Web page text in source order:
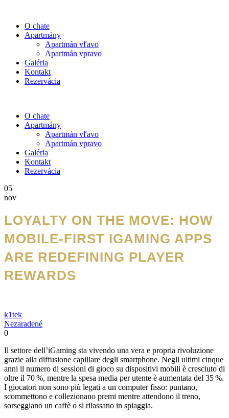
O chate
Apartmány
Apartmán vľavo
Apartmán vpravo
Galéria
Kontakt
Rezervácia
O chate
Apartmány
Apartmán vľavo
Apartmán vpravo
Galéria
Kontakt
Rezervácia
05
nov
LOYALTY ON THE MOVE: HOW
MOBILE‑FIRST IGAMING APPS
ARE REDEFINING PLAYER
REWARDS
k1tek
Nezaradené
0
Il settore dell’iGaming sta vivendo una vera e propria rivoluzione
grazie alla diffusione capillare degli smartphone. Negli ultimi cinque
anni il numero di sessioni di gioco su dispositivi mobili è cresciuto di
oltre il 70 %, mentre la spesa media per utente è aumentata del 35 %.
I giocatori non sono più legati a un computer fisso: puntano,
scommettono e collezionano premi mentre attendono il treno,
sorseggiano un caffè o si rilassano in spiaggia.